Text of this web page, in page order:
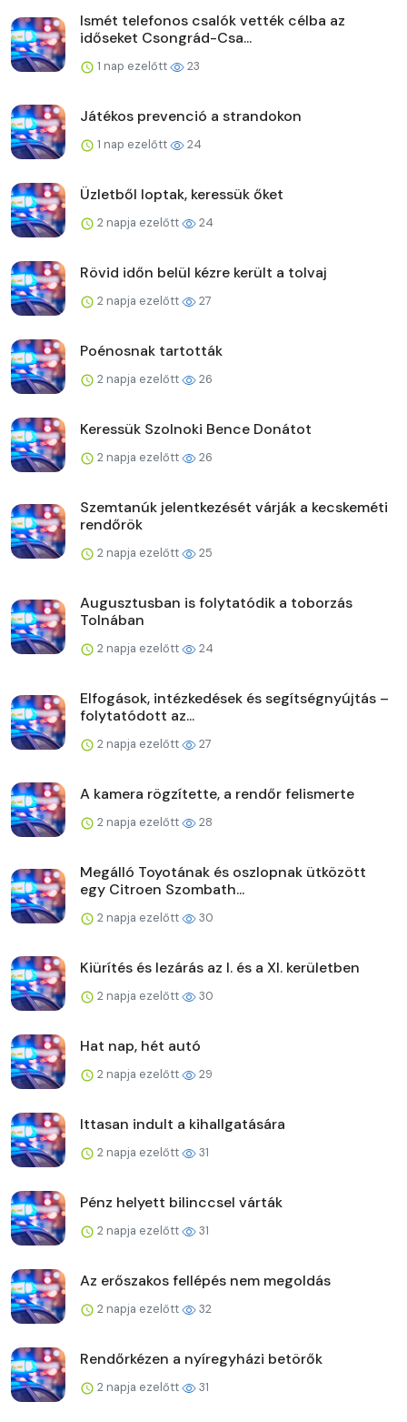
Ismét telefonos csalók vették célba az
időseket Csongrád-Csa...
1 nap ezelőtt 23
Játékos prevenció a strandokon
1 nap ezelőtt 24
Üzletből loptak, keressük őket
2 napja ezelőtt 24
Rövid időn belül kézre került a tolvaj
2 napja ezelőtt 27
Poénosnak tartották
2 napja ezelőtt 26
Keressük Szolnoki Bence Donátot
2 napja ezelőtt 26
Szemtanúk jelentkezését várják a kecskeméti
rendőrök
2 napja ezelőtt 25
Augusztusban is folytatódik a toborzás
Tolnában
2 napja ezelőtt 24
Elfogások, intézkedések és segítségnyújtás –
folytatódott az...
2 napja ezelőtt 27
A kamera rögzítette, a rendőr felismerte
2 napja ezelőtt 28
Megálló Toyotának és oszlopnak ütközött
egy Citroen Szombath...
2 napja ezelőtt 30
Kiürítés és lezárás az I. és a XI. kerületben
2 napja ezelőtt 30
Hat nap, hét autó
2 napja ezelőtt 29
Ittasan indult a kihallgatására
2 napja ezelőtt 31
Pénz helyett bilinccsel várták
2 napja ezelőtt 31
Az erőszakos fellépés nem megoldás
2 napja ezelőtt 32
Rendőrkézen a nyíregyházi betörők
2 napja ezelőtt 31